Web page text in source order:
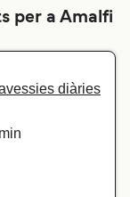
(FR)
per a Amalfi
diàries
min